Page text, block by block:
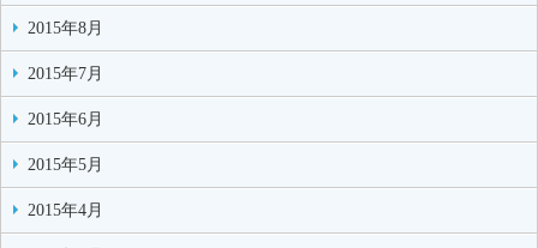
2015年8月
2015年7月
2015年6月
2015年5月
2015年4月